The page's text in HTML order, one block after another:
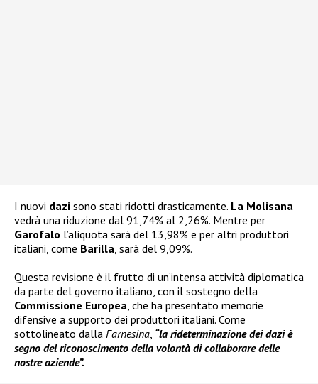
I nuovi dazi sono stati ridotti drasticamente. La Molisana
vedrà una riduzione dal 91,74% al 2,26%. Mentre per
Garofalo l’aliquota sarà del 13,98% e per altri produttori
italiani, come Barilla , sarà del 9,09%.
Questa revisione è il frutto di un’intensa attività diplomatica
da parte del governo italiano, con il sostegno della
Commissione Europea , che ha presentato memorie
difensive a supporto dei produttori italiani. Come
sottolineato dalla Farnesina “la rideterminazione dei dazi è
segno del riconoscimento della volontà di collaborare delle
nostre aziende”.